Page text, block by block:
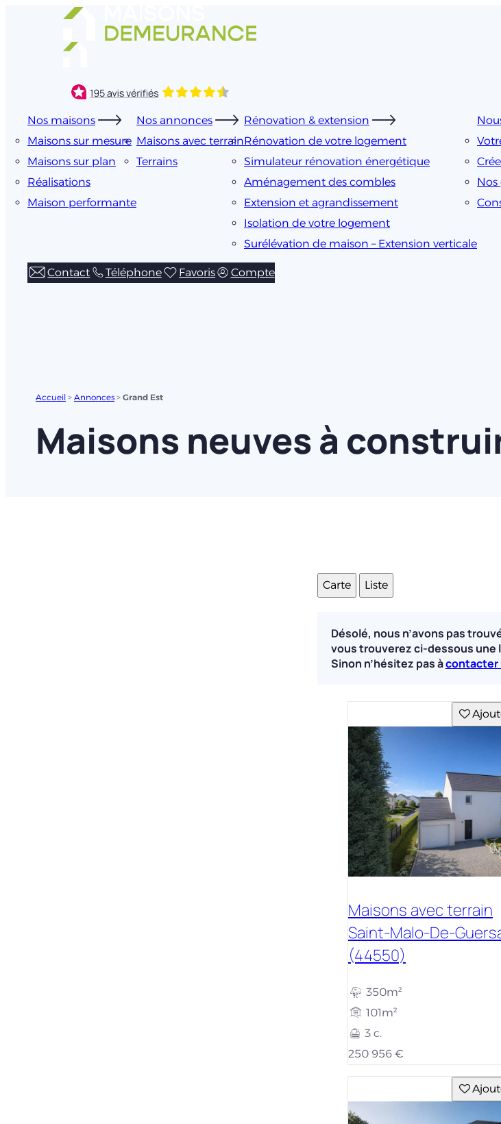
Nos maisons
Maisons sur mesure
Maisons sur plan
Réalisations
Maison performante
Nos annonces
Maisons avec terrain
Terrains
Rénovation & extension
Rénovation de votre logement
Simulateur rénovation énergétique
Aménagement des combles
Extension et agrandissement
Isolation de votre logement
Surélévation de maison – Extension verticale
Contact Téléphone Favoris Compte
Accueil > Annonces > Grand Est
Maisons neuves à
Carte Liste
Désolé, nous n’avons pas
vous trouverez ci-dessous
Sinon n’hésitez pas àcontacter
Maisons avec terrain
Saint-Malo-De-
(44550)
350m²
101m²
3 c.
250 956 €